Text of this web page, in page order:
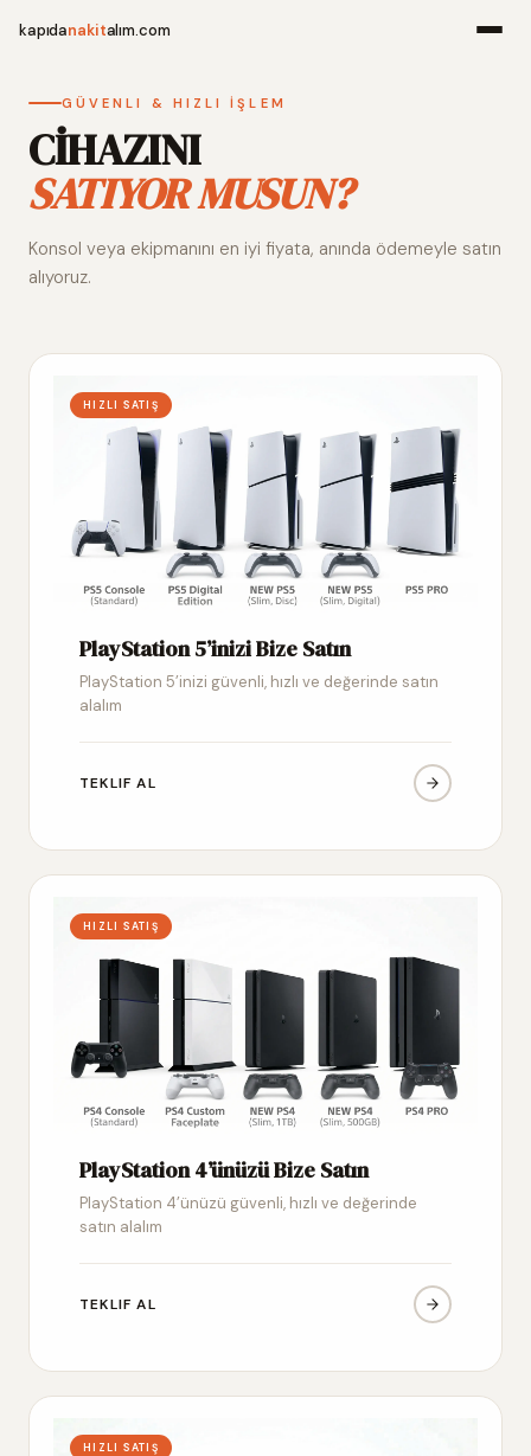
kapıdanakitalım.com
Alım
GÜVENLI & HIZLI İŞLEM
CİHAZINI
SATIYOR MUSUN?
Konsol veya ekipmanını en iyi fiyata, anında ödemeyle satın
alıyoruz.
HIZLI SATIŞ
PlayStation 5’inizi Bize Satın
PlayStation 5’inizi güvenli, hızlı ve değerinde satın
alalım
TEKLIF AL
HIZLI SATIŞ
PlayStation 4’ünüzü Bize Satın
PlayStation 4’ünüzü güvenli, hızlı ve değerinde
satın alalım
TEKLIF AL
HIZLI SATIŞ